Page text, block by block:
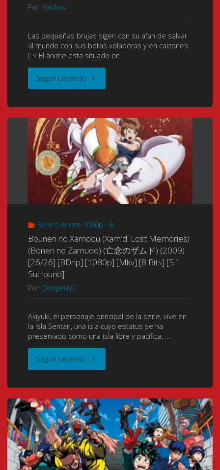
+
Extra]
[BDRip]
[Mkv]
[10
Bits]
[x264
FLAC]
[NUEVO
APORTE-
NUEVA
[01/01
+
Extras]
[688p]
[Mkv]
[10
Bits]
[x264
FLAC]
[NUEVO
APORTE-
[Especial
Navidad
Fin
de
Año
Shobitch)
a
Faithful
Virgin
Bitch)
(僕
の
彼
マ
ジ
メ
過
ぎ
る
し
Por Valdow
Las pequeñas brujas sigen con su afan de salvar
al mundo con sus botas voladoras y en calzones
(: < El anime esta situado en …
Seguir Leyendo "Brave
(第
502
統
合
戦
闘
航
空
レ
ィ
ッ
チ
Series Anime 1080p - B
Bounen no Xamdou (Xam’d: Lost Memories)
(Bonen no Zamudo) (亡念のザムド) (2009)
[26/26] [BDrip] [1080p] [Mkv] [8 Bits] [5.1
Surround]
Por DengekiV2
Akiyuki, el personaje principal de la serie, vive en
la isla Sentan, una isla cuyo estatus se ha
preservado como una isla libre y pacífica, …
Seguir Leyendo "Bounen
Xamdou
(Xam’d: Lost
Memories)
(Bonen